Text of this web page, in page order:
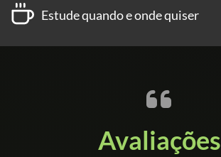
Estude quando e onde quiser
Avaliações